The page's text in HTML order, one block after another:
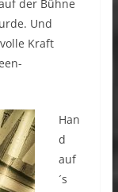
der Bühne
Und
Kraft
Han
d
auf
´s